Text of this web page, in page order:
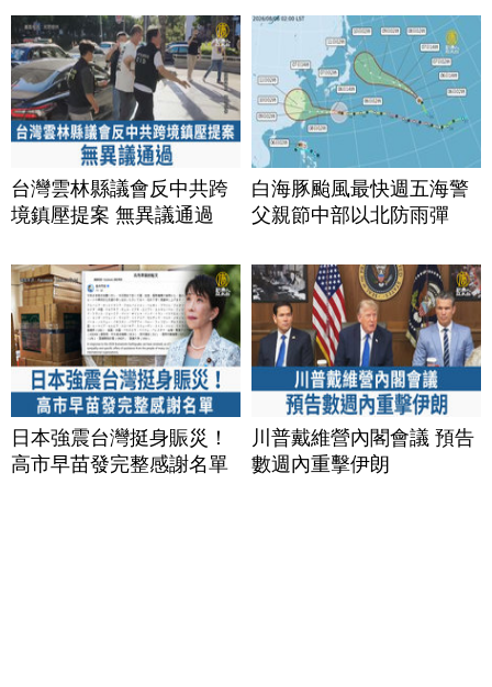
台灣雲林縣議會反中共跨
境鎮壓提案 無異議通過
白海豚颱風最快週五海警
父親節中部以北防雨彈
日本強震台灣挺身賑災！
高市早苗發完整感謝名單
川普戴維營內閣會議 預告
數週內重擊伊朗